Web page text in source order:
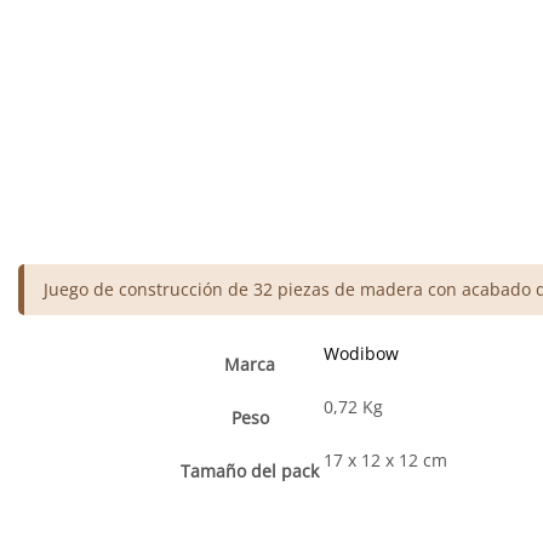
Juego de construcción de 32 piezas de madera con acabado
Marca Wodibow
Peso 0,72 Kg
Tamaño del pack 17 x 12 x 12 cm